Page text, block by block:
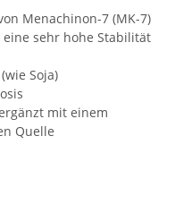
Menachinon-7 (MK-7)
eine sehr hohe Stabilität
Soja)
mit einem
Quelle